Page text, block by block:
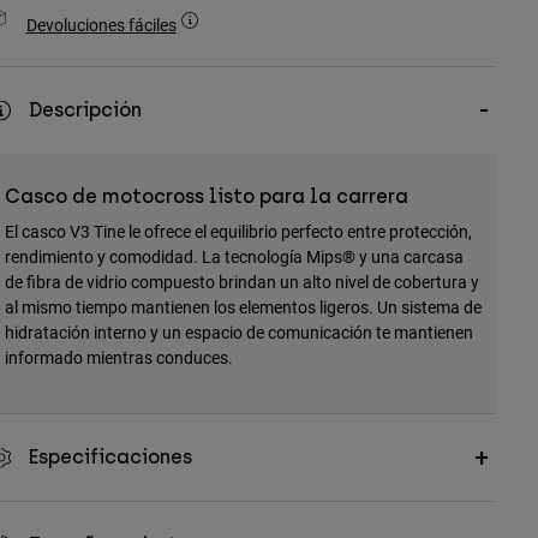
Devoluciones fáciles
Descripción
Casco de motocross listo para la carrera
El casco V3 Tine le ofrece el equilibrio perfecto entre protección,
rendimiento y comodidad. La tecnología Mips® y una carcasa
de fibra de vidrio compuesto brindan un alto nivel de cobertura y
al mismo tiempo mantienen los elementos ligeros. Un sistema de
hidratación interno y un espacio de comunicación te mantienen
informado mientras conduces.
Especificaciones